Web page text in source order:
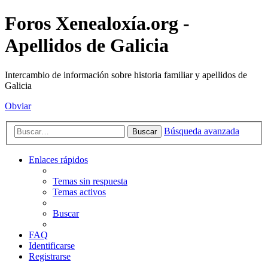
Foros Xenealoxía.org -
Apellidos de Galicia
Intercambio de información sobre historia familiar y apellidos de
Galicia
Obviar
Buscar Búsqueda avanzada
Enlaces rápidos
Temas sin respuesta
Temas activos
Buscar
FAQ
Identificarse
Registrarse